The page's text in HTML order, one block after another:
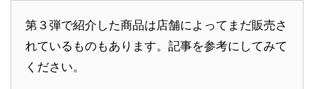
第３弾で紹介した商品は店舗によってまだ販売さ
れているものもあります。記事を参考にしてみて
ください。